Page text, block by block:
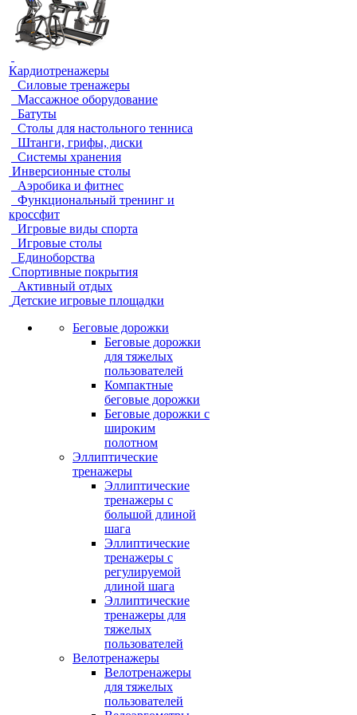
Кардиотренажеры
Силовые тренажеры
Массажное оборудование
Батуты
Столы для настольного тенниса
Штанги, грифы, диски
Системы хранения
Инверсионные столы
Аэробика и фитнес
Функциональный тренинг и
кроссфит
Игровые виды спорта
Игровые столы
Единоборства
Спортивные покрытия
Активный отдых
Детские игровые площадки
Беговые дорожки
Беговые дорожки
для тяжелых
пользователей
Компактные
беговые дорожки
Беговые дорожки с
широким
полотном
Эллиптические
тренажеры
Эллиптические
тренажеры с
большой длиной
шага
Эллиптические
тренажеры с
регулируемой
длиной шага
Эллиптические
тренажеры для
тяжелых
пользователей
Велотренажеры
Велотренажеры
для тяжелых
пользователей